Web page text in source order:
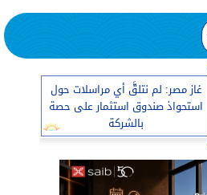
غاز مصر: لم نتلقَّ أي مراسلات حول
استحواذ صندوق استثمار على حصة
بالشركة